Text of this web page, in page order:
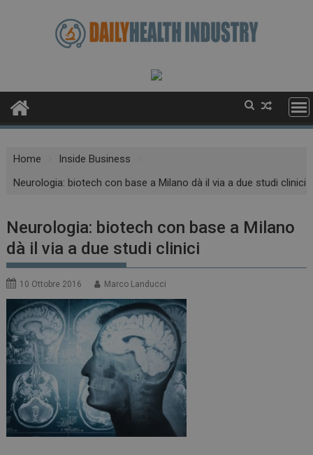
Home
Inside Business
Neurologia: biotech con base a Milano dà il via a due studi clinici
Neurologia: biotech con base a Milano
dà il via a due studi clinici
10 Ottobre 2016 Marco Landucci